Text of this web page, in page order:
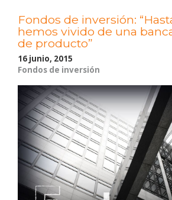
Fondos de inversión:
hemos vivido de una
de producto”
16 junio, 2015
Fondos de inversión